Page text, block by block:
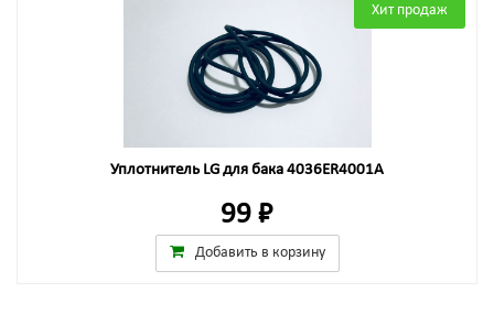
Хит продаж
Уплотнитель LG для бака 4036ER4001A
99 ₽
Добавить в корзину